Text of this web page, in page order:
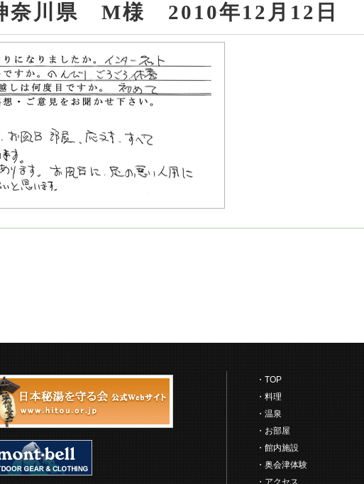
奈川県 M様 2010年12月12日
TOP
料理
温泉
お部屋
館内施設
奥会津体験
アクセス